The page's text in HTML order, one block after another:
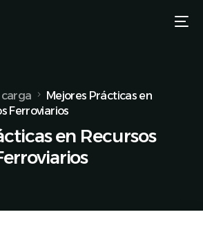
Mejores Prácticas en
Ferroviarios
en Recursos